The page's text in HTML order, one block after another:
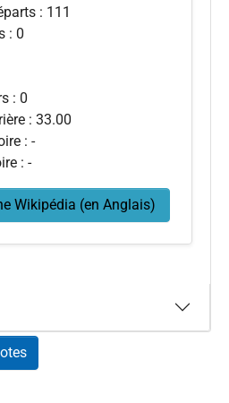
: 111
: 0
: 0
: 33.00
: -
: -
Wikipédia (en Anglais)